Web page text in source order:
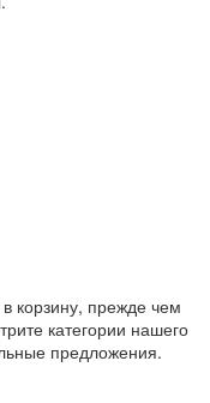
корзину, прежде чем
категории нашего
предложения.